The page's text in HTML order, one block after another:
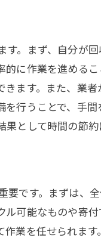
簡単に進める不用品
初めてでも安心の不
不用品回収の流れを
効率的な不用品回収
楽に不用品回収を進
労力を大幅に減らす
コツを押さえた不用
。まず、自分が
に作業を進める
ます。また、業
行うことで、手
として時間の節約
です。まずは、
可能なものや寄
業を任せられま